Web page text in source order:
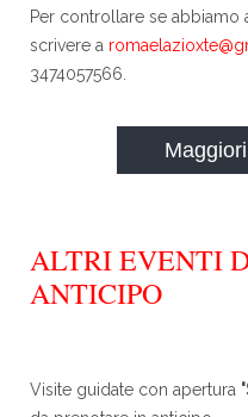
Per controllare se
scrivere a
3474057566.
ALTRI EVENTI
ANTICIPO
Visite guidate con apertura